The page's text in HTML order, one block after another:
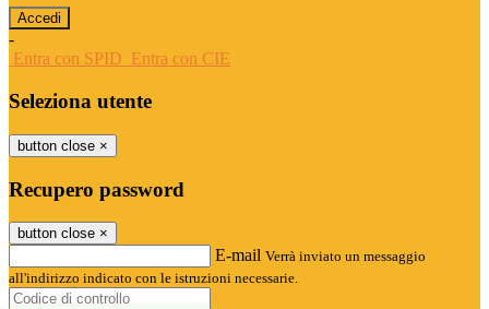
-
Entra con SPID Entra con CIE
Seleziona utente
button close ×
Recupero password
button close ×
E-mail Verrà inviato un messaggio
all'indirizzo indicato con le istruzioni necessarie.